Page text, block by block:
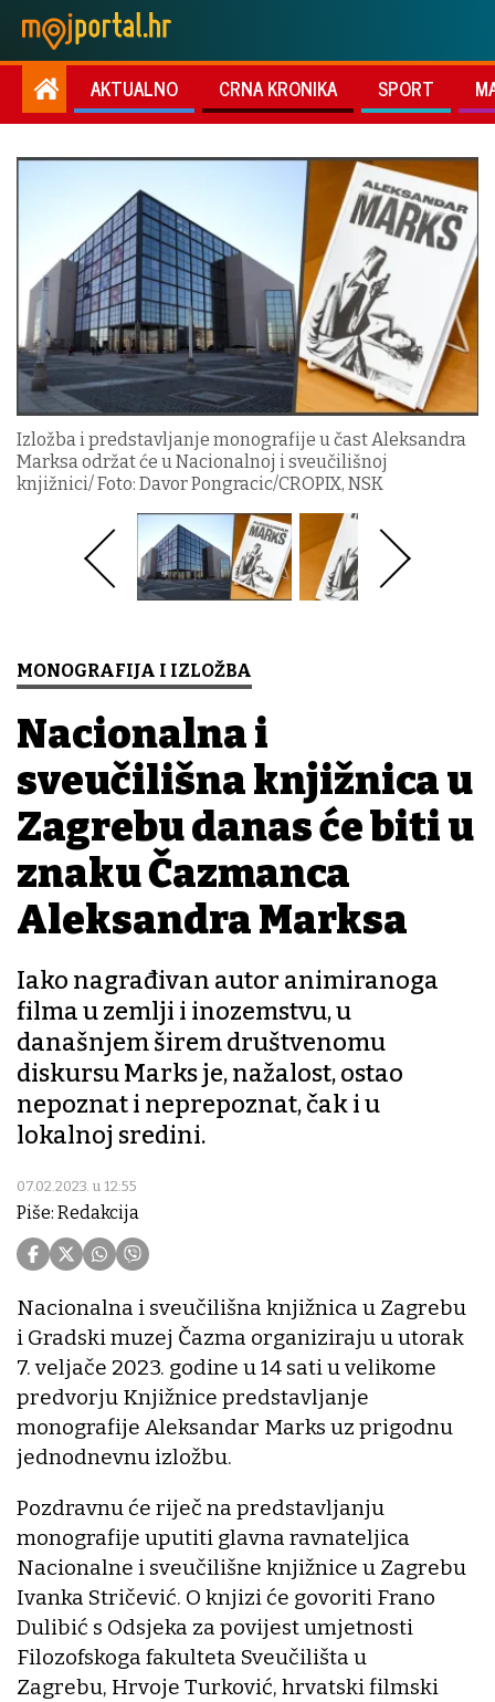
AKTUALNO CRNA KRONIKA SPORT
Izložba i predstavljanje monografije u čast Aleksandra
Marksa održat će u Nacionalnoj i sveučilišnoj
knjižnici/ Foto: Davor Pongracic/CROPIX, NSK
MONOGRAFIJA I IZLOŽBA
Nacionalna i
sveučilišna knjižnica u
Zagrebu danas će biti u
znaku Čazmanca
Aleksandra Marksa
Iako nagrađivan autor animiranoga
filma u zemlji i inozemstvu, u
današnjem širem društvenomu
diskursu Marks je, nažalost, ostao
nepoznat i neprepoznat, čak i u
lokalnoj sredini.
07.02.2023. u 12:55
Piše: Redakcija
Nacionalna i sveučilišna knjižnica u Zagrebu
i Gradski muzej Čazma organiziraju u utorak
7. veljače 2023. godine u 14 sati u velikome
predvorju Knjižnice predstavljanje
monografije Aleksandar Marks uz prigodnu
jednodnevnu izložbu.
Pozdravnu će riječ na predstavljanju
monografije uputiti glavna ravnateljica
Nacionalne i sveučilišne knjižnice u Zagrebu
Ivanka Stričević. O knjizi će govoriti Frano
Dulibić s Odsjeka za povijest umjetnosti
Filozofskoga fakulteta Sveučilišta u
Zagrebu, Hrvoje Turković, hrvatski filmski